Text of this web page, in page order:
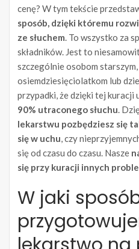
cenę? W tym tekście
sposób, dzięki któremu
ze słuchem. To wszystko za
składników. Jest to
szczególnie osobom starszym,
osiemdziesięciolatkom lub
przypadki, że dzięki tej kuracji
90% utraconego słuchu.
lekarstwu pozbędziesz się
się w uchu, czy
się od czasu do czasu. Nasze
się przy kuracji innych
W jaki